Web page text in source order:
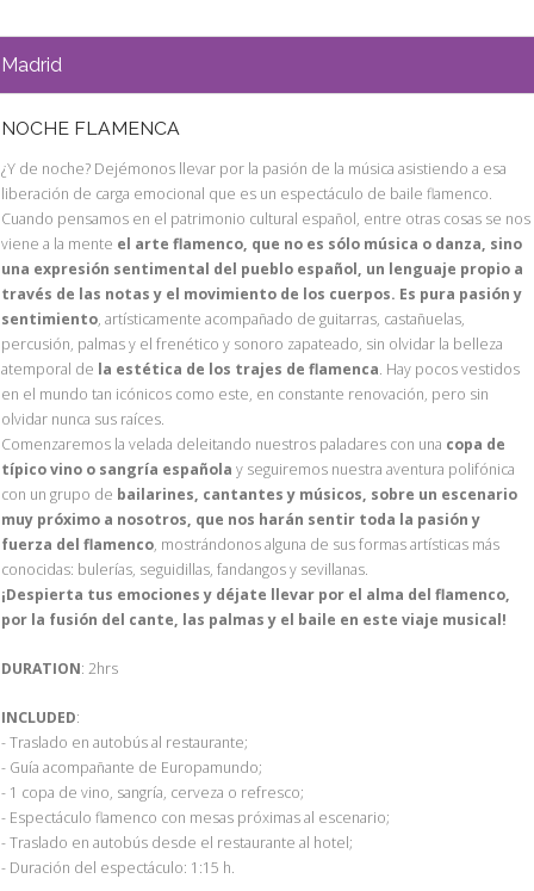
Madrid
NOCHE FLAMENCA
¿Y de noche? Dejémonos llevar por la pasión de la música asistiendo a esa
liberación de carga emocional que es un espectáculo de baile flamenco.
Cuando pensamos en el patrimonio cultural español, entre otras cosas se nos
viene a la mente el arte flamenco, que no es sólo música o danza, sino
una expresión sentimental del pueblo español, un lenguaje propio a
través de las notas y el movimiento de los cuerpos. Es pura pasión y
sentimiento, artísticamente acompañado de guitarras, castañuelas,
percusión, palmas y el frenético y sonoro zapateado, sin olvidar la belleza
atemporal de la estética de los trajes de flamenca. Hay pocos vestidos
en el mundo tan icónicos como este, en constante renovación, pero sin
olvidar nunca sus raíces.
Comenzaremos la velada deleitando nuestros paladares con una copa de
típico vino o sangría española y seguiremos nuestra aventura polifónica
con un grupo de bailarines, cantantes y músicos, sobre un escenario
muy próximo a nosotros, que nos harán sentir toda la pasión y
fuerza del flamenco, mostrándonos alguna de sus formas artísticas más
conocidas: bulerías, seguidillas, fandangos y sevillanas.
¡Despierta tus emociones y déjate llevar por el alma del flamenco,
por la fusión del cante, las palmas y el baile en este viaje musical!
DURATION: 2hrs
INCLUDED:
- Traslado en autobús al restaurante;
- Guía acompañante de Europamundo;
- 1 copa de vino, sangría, cerveza o refresco;
- Espectáculo flamenco con mesas próximas al escenario;
- Traslado en autobús desde el restaurante al hotel;
- Duración del espectáculo: 1:15 h.